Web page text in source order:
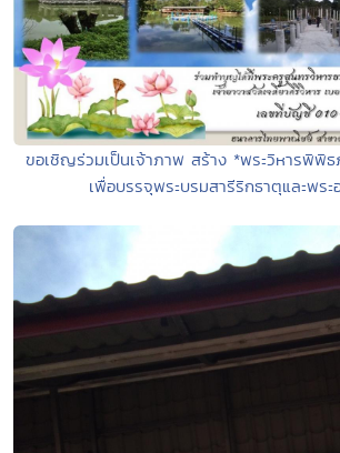
ขอเชิญร่วมเป็นเจ้าภาพ สร้าง *พระวิหารพิพิ
เพื่อบรรจุพระบรมสารีริกธาตุและพร